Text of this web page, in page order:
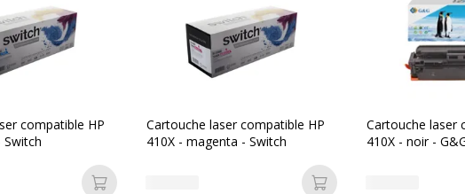
HT410XY
HP
inclus
Cartouches de
HP
compatible HP
Switch
Cartouche laser compatible HP
410X - magenta - Switch
Cartouche laser
410X - noir -